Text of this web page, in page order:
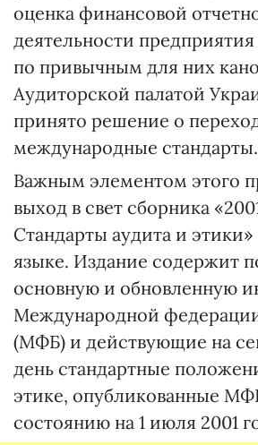
оценка финансовой
деятельности
по привычным для них
Аудиторской палатой
принято решение о
международные стандарты.
Важным элементом этого
выход в свет сборника
Стандарты аудита и
языке. Издание содержит
основную и обновленную
Международной
(МФБ) и действующие на
день стандартные
этике, опубликованные
состоянию на 1 июля 2001